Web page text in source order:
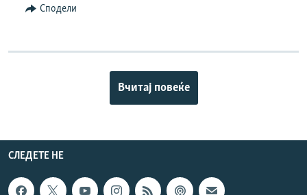
Сподели
Вчитај повеќе
СЛЕДЕТЕ НЕ